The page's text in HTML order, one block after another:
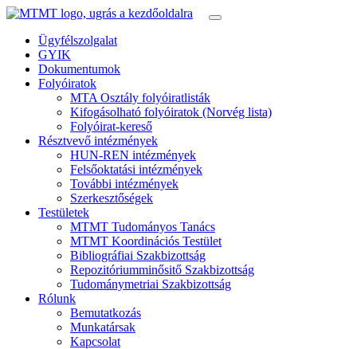
Ügyfélszolgalat
GYIK
Dokumentumok
Folyóiratok
MTA Osztály folyóiratlisták
Kifogásolható folyóiratok (Norvég lista)
Folyóirat-kereső
Résztvevő intézmények
HUN-REN intézmények
Felsőoktatási intézmények
További intézmények
Szerkesztőségek
Testületek
MTMT Tudományos Tanács
MTMT Koordinációs Testület
Bibliográfiai Szakbizottság
Repozitóriumminősitő Szakbizottság
Tudománymetriai Szakbizottság
Rólunk
Bemutatkozás
Munkatársak
Kapcsolat